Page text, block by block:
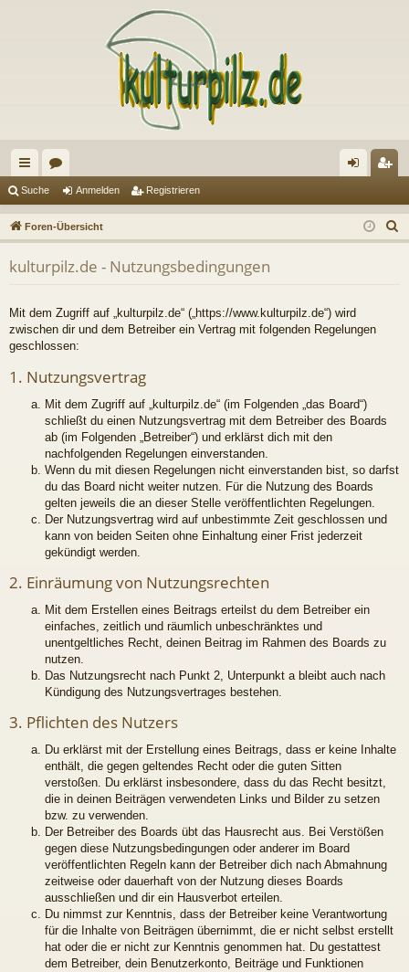
ch
ne
llz
ug
en m
el
ist
rie
Suche Anmelden Registrieren
Foren-Übersicht
u
kulturpilz.de - Nutzungsbedingungen
Mit dem Zugriff auf „kulturpilz.de“ („https://www.kulturpilz.de“) wird
zwischen dir und dem Betreiber ein Vertrag mit folgenden Regelungen
geschlossen:
1. Nutzungsvertrag
Mit dem Zugriff auf „kulturpilz.de“ (im Folgenden „das Board“)
schließt du einen Nutzungsvertrag mit dem Betreiber des Boards
ab (im Folgenden „Betreiber“) und erklärst dich mit den
nachfolgenden Regelungen einverstanden.
Wenn du mit diesen Regelungen nicht einverstanden bist, so darfst
du das Board nicht weiter nutzen. Für die Nutzung des Boards
gelten jeweils die an dieser Stelle veröffentlichten Regelungen.
Der Nutzungsvertrag wird auf unbestimmte Zeit geschlossen und
kann von beiden Seiten ohne Einhaltung einer Frist jederzeit
gekündigt werden.
2. Einräumung von Nutzungsrechten
Mit dem Erstellen eines Beitrags erteilst du dem Betreiber ein
einfaches, zeitlich und räumlich unbeschränktes und
unentgeltliches Recht, deinen Beitrag im Rahmen des Boards zu
nutzen.
Das Nutzungsrecht nach Punkt 2, Unterpunkt a bleibt auch nach
Kündigung des Nutzungsvertrages bestehen.
3. Pflichten des Nutzers
Du erklärst mit der Erstellung eines Beitrags, dass er keine Inhalte
enthält, die gegen geltendes Recht oder die guten Sitten
verstoßen. Du erklärst insbesondere, dass du das Recht besitzt,
die in deinen Beiträgen verwendeten Links und Bilder zu setzen
bzw. zu verwenden.
Der Betreiber des Boards übt das Hausrecht aus. Bei Verstößen
gegen diese Nutzungsbedingungen oder anderer im Board
veröffentlichten Regeln kann der Betreiber dich nach Abmahnung
zeitweise oder dauerhaft von der Nutzung dieses Boards
ausschließen und dir ein Hausverbot erteilen.
Du nimmst zur Kenntnis, dass der Betreiber keine Verantwortung
für die Inhalte von Beiträgen übernimmt, die er nicht selbst erstellt
hat oder die er nicht zur Kenntnis genommen hat. Du gestattest
dem Betreiber, dein Benutzerkonto, Beiträge und Funktionen